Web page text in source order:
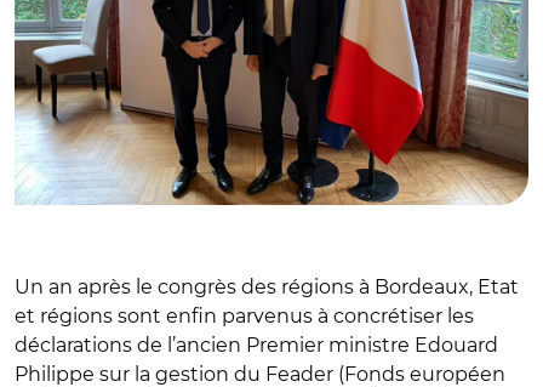
Un an après le congrès des régions à Bordeaux, Etat
et régions sont enfin parvenus à concrétiser les
déclarations de l’ancien Premier ministre Edouard
Philippe sur la gestion du Feader (Fonds européen